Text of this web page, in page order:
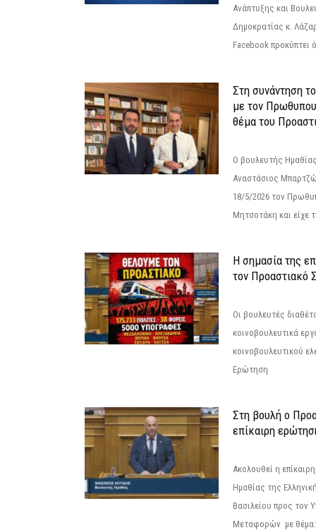
Ανάπτυξης και
Δημοκρατίας κ.
Facebook προκύπτει
Στη συνάντηση
με τον
θέμα του
Ο βουλευτής
Αναστάσιος
18/5/2026 τον
Μητσοτάκη και είχε
Η σημασία της
τον Προαστιακό
Οι βουλευτές
κοινοβουλευτικά
κοινοβουλευτικού
Ερώτηση
Στη βουλή ο
επίκαιρη
Ακολουθεί η
Ημαθίας της
Βασιλείου προς τον
Μεταφορών με θέμα: